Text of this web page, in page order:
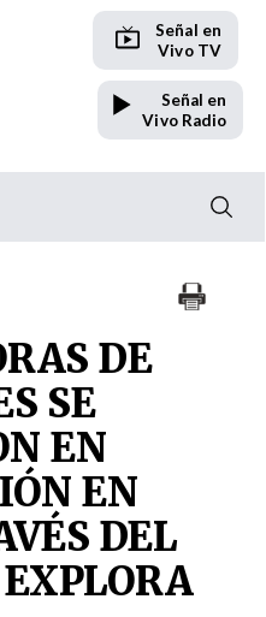
Señal en
Vivo TV
Señal en
Vivo Radio
DE
SE
EN
EN
DEL